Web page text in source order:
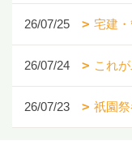
26/07/25 宅建
26/07/24 これ
26/07/23 祇園祭